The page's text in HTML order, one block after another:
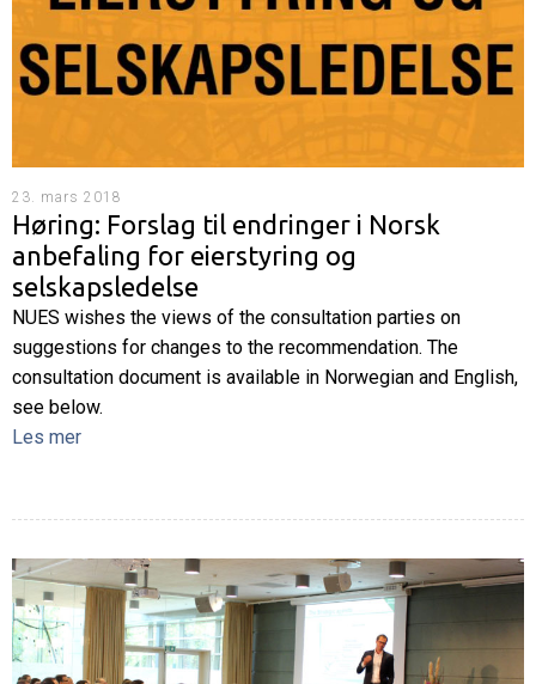
23. mars 2018
Høring: Forslag til endringer i Norsk
anbefaling for eierstyring og
selskapsledelse
NUES wishes the views of the consultation parties on
suggestions for changes to the recommendation. The
consultation document is available in Norwegian and English,
see below.
Les mer